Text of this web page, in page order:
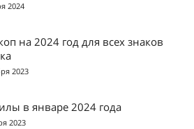
2024
на 2024 год для всех знаков
2023
в январе 2024 года
2023